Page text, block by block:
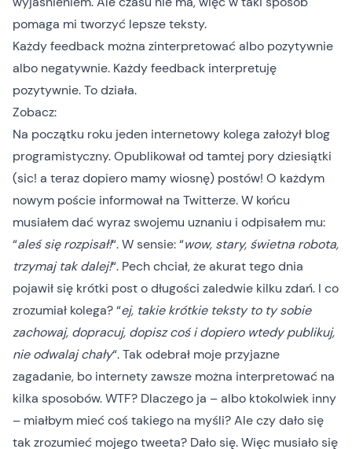
pomaga mi tworzyć lepsze teksty.
Każdy feedback można zinterpretować albo pozytywnie
albo negatywnie. Każdy feedback interpretuję
pozytywnie. To działa.
Zobacz:
Na początku roku jeden internetowy kolega założył blog
programistyczny. Opublikował od tamtej pory dziesiątki
(sic! a teraz dopiero mamy wiosnę) postów! O każdym
nowym poście informował na Twitterze. W końcu
musiałem dać wyraz swojemu uznaniu i odpisałem mu:
“aleś się rozpisał!“. W sensie: “wow, stary, świetna robota,
trzymaj tak dalej!“. Pech chciał, że akurat tego dnia
pojawił się krótki post o długości zaledwie kilku zdań. I co
zrozumiał kolega? “ej, takie krótkie teksty to ty sobie
zachowaj, dopracuj, dopisz coś i dopiero wtedy publikuj,
nie odwalaj chały“. Tak odebrał moje przyjazne
zagadanie, bo internety zawsze można interpretować na
kilka sposobów. WTF? Dlaczego ja – albo ktokolwiek inny
– miałbym mieć coś takiego na myśli? Ale czy dało się
tak zrozumieć mojego tweeta? Dało się. Więc musiało się